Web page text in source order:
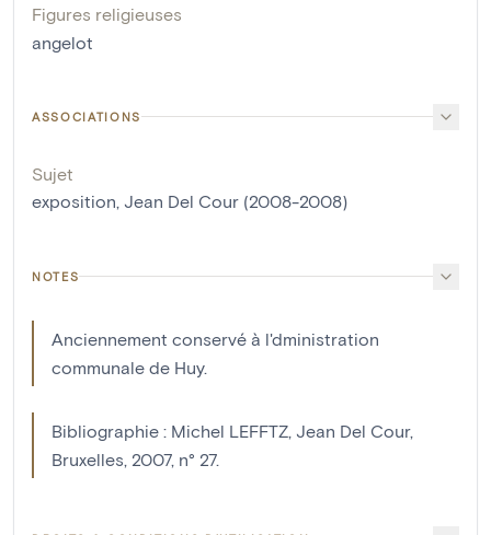
Figures religieuses
angelot
ASSOCIATIONS
Sujet
exposition, Jean Del Cour (2008-2008)
NOTES
Anciennement conservé à l'dministration
communale de Huy.
Bibliographie : Michel LEFFTZ, Jean Del Cour,
Bruxelles, 2007, n° 27.